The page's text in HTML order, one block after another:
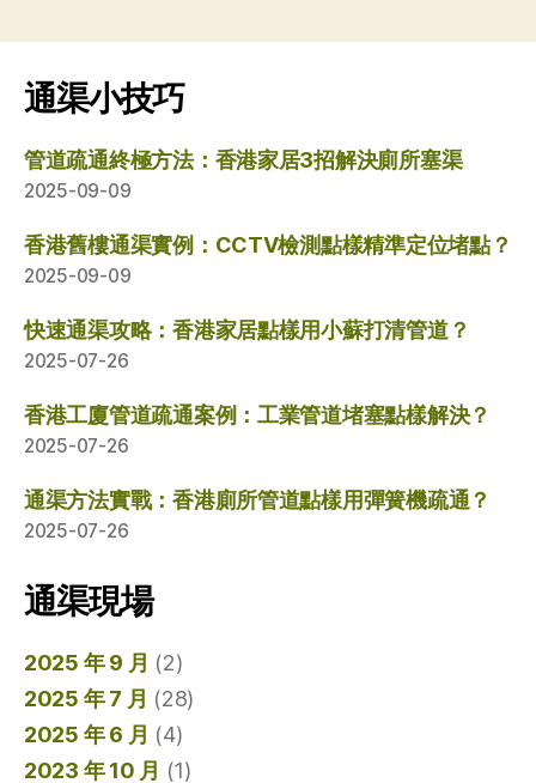
通渠小技巧
管道疏通終極方法：香港家居3招解決廁所塞渠
2025-09-09
香港舊樓通渠實例：CCTV檢測點樣精準定位堵點？
2025-09-09
快速通渠攻略：香港家居點樣用小蘇打清管道？
2025-07-26
香港工廈管道疏通案例：工業管道堵塞點樣解決？
2025-07-26
通渠方法實戰：香港廁所管道點樣用彈簧機疏通？
2025-07-26
通渠現場
2025 年 9 月 (2)
2025 年 7 月 (28)
2025 年 6 月 (4)
2023 年 10 月 (1)